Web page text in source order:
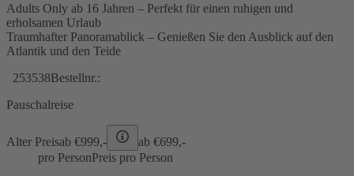
Adults Only ab 16 Jahren – Perfekt für einen ruhigen und
erholsamen Urlaub
Traumhafter Panoramablick – Genießen Sie den Ausblick auf den
Atlantik und den Teide
253538Bestellnr.:
Pauschalreise
Alter Preisab €999,- ab €699,-
pro PersonPreis pro Person